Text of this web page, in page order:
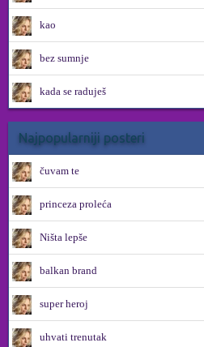
kao
bez sumnje
kada se raduješ
Najpopularniji posteri
čuvam te
princeza proleća
Ništa lepše
balkan brand
super heroj
uhvati trenutak